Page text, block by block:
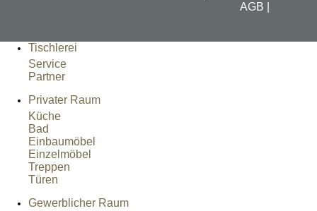
AGB |
Tischlerei
Service
Partner
Privater Raum
Küche
Bad
Einbaumöbel
Einzelmöbel
Treppen
Türen
Gewerblicher Raum